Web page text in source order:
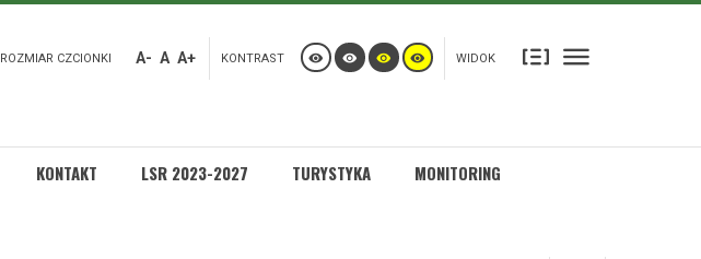
ROZMIAR CZCIONKI A- A A+ KONTRAST WIDOK
KONTAKT LSR 2023-2027 TURYSTYKA MONITORING